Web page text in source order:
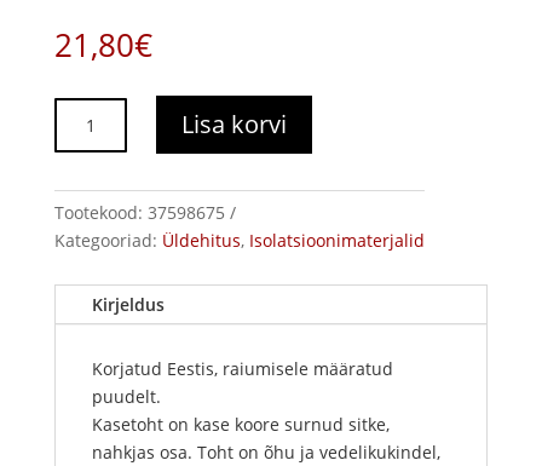
21,80€
kogus
Lisa korvi
Tootekood: 37598675
Kategooriad: Üldehitus, Isolatsioonimaterjalid
Kirjeldus
Korjatud Eestis, raiumisele määratud
puudelt.
Kasetoht on kase koore surnud sitke,
nahkjas osa. Toht on õhu ja vedelikukindel,